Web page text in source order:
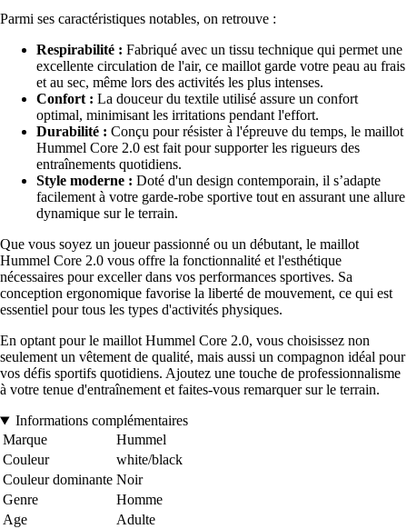
Parmi ses caractéristiques notables, on retrouve :
Respirabilité : Fabriqué avec un tissu technique qui permet une
excellente circulation de l'air, ce maillot garde votre peau au frais
et au sec, même lors des activités les plus intenses.
Confort : La douceur du textile utilisé assure un confort
optimal, minimisant les irritations pendant l'effort.
Durabilité : Conçu pour résister à l'épreuve du temps, le maillot
Hummel Core 2.0 est fait pour supporter les rigueurs des
entraînements quotidiens.
Style moderne : Doté d'un design contemporain, il s’adapte
facilement à votre garde-robe sportive tout en assurant une allure
dynamique sur le terrain.
Que vous soyez un joueur passionné ou un débutant, le maillot
Hummel Core 2.0 vous offre la fonctionnalité et l'esthétique
nécessaires pour exceller dans vos performances sportives. Sa
conception ergonomique favorise la liberté de mouvement, ce qui est
essentiel pour tous les types d'activités physiques.
En optant pour le maillot Hummel Core 2.0, vous choisissez non
seulement un vêtement de qualité, mais aussi un compagnon idéal pour
vos défis sportifs quotidiens. Ajoutez une touche de professionnalisme
à votre tenue d'entraînement et faites-vous remarquer sur le terrain.
Informations complémentaires
Marque
Hummel
Couleur
white/black
Couleur dominante Noir
Genre
Homme
Age
Adulte